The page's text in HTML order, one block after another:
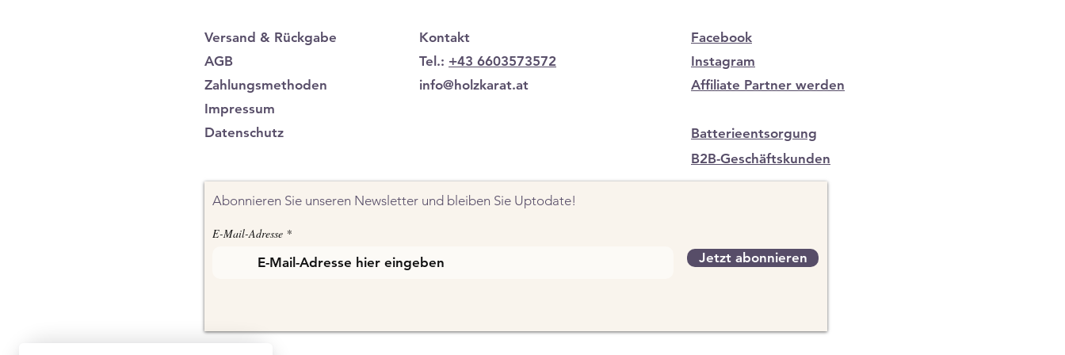
Versand & Rückgabe
AGB
Zahlungsmethoden
Impressum
Datenschutz
Kontakt
Tel.: +43 6603573572
info@holzkarat.at
Facebook
Instagram
Affiliate Partner werden
Batterieentsorgung
B2B-Geschäftskunden
Abonnieren Sie unseren Newsletter und bleiben Sie Uptodate!
E-Mail-Adresse
Jetzt abonnieren